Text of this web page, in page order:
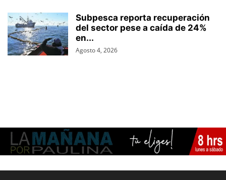
Subpesca reporta recuperación
del sector pese a caída de 24%
en...
Agosto 4, 2026